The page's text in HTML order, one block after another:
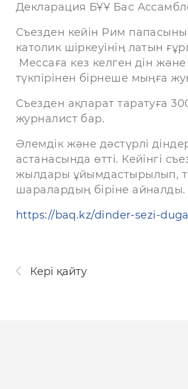
Декларация БҰҰ Бас
Съезден кейін Рим
католик шіркеуінің латын
Мессаға кез келген дін
түкпірінен бірнеше мыңға
Съезден ақпарат таратуға
журналист бар.
Әлемдік және дәстүрлі
астанасында өтті. Кейінгі
жылдары ұйымдастырылып,
шаралардың біріне айналды.
https://baq.kz/dinder-sezi-
Кері қайту